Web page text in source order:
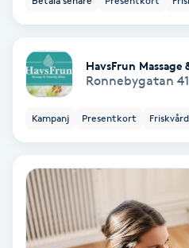
Hypnos
Hårborttagning
Hårbottenbehandling
Hårförlängning
Hårvård
Hälsa
HavsFrun
Ronnebygatan 41
Kampanj Presentkort Friskvård